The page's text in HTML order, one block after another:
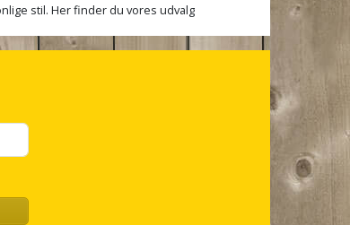
stil. Her finder du vores udvalg